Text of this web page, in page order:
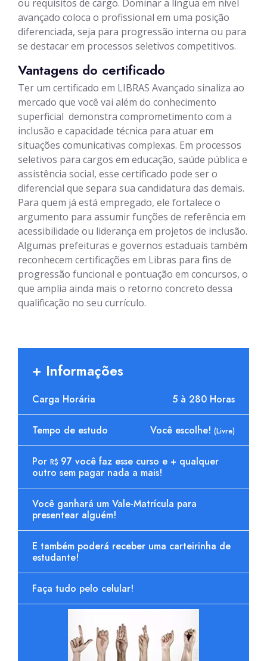
ou requisitos de cargo. Dominar a língua em nível
avançado coloca o profissional em uma posição
diferenciada, seja para progressão interna ou para
se destacar em processos seletivos competitivos.
Vantagens do certificado
Ter um certificado em LIBRAS Avançado sinaliza ao
mercado que você vai além do conhecimento
superficial  demonstra comprometimento com a
inclusão e capacidade técnica para atuar em
situações comunicativas complexas. Em processos
seletivos para cargos em educação, saúde pública e
assistência social, esse certificado pode ser o
diferencial que separa sua candidatura das demais.
Para quem já está empregado, ele fortalece o
argumento para assumir funções de referência em
acessibilidade ou liderança em projetos de inclusão.
Algumas prefeituras e governos estaduais também
reconhecem certificações em Libras para fins de
progressão funcional e pontuação em concursos, o
que amplia ainda mais o retorno concreto dessa
qualificação no seu currículo.
+ Informações
Carga Horária 5 à 280 Horas
Tempo de estudo Você escolhe! (Livre)
Por R$ 97 você faz esse curso e + qualquer
outro sem pagar nada a mais!
Você ganhará um Vale-Matrícula para
presentear alguém!
E também poderá receber uma carteirinha de
estudante!
Faça tudo pelo celular!